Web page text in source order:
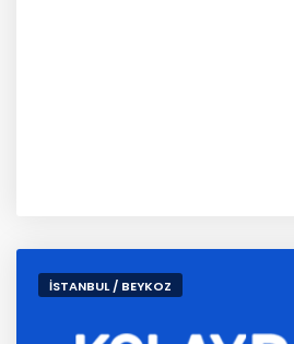
İSTANBUL / BEYKOZ